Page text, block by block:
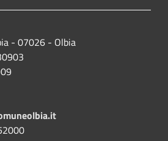
- 07026 - Olbia